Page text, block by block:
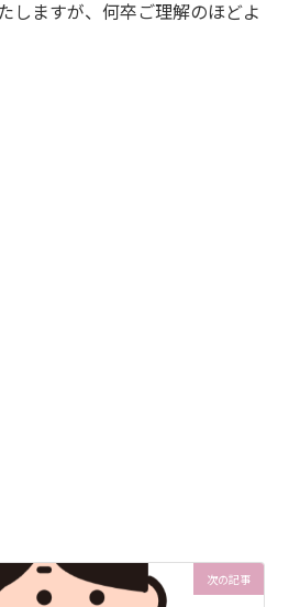
しますが、何卒ご理解のほどよ
次の記事